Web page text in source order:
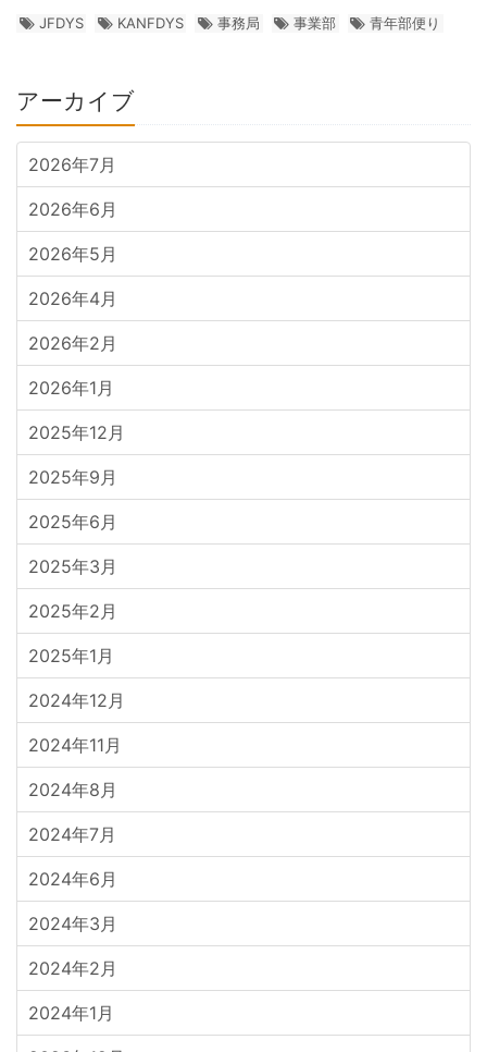
JFDYS KANFDYS 事務局 事業部 青年部便り
アーカイブ
2026年7月
2026年6月
2026年5月
2026年4月
2026年2月
2026年1月
2025年12月
2025年9月
2025年6月
2025年3月
2025年2月
2025年1月
2024年12月
2024年11月
2024年8月
2024年7月
2024年6月
2024年3月
2024年2月
2024年1月